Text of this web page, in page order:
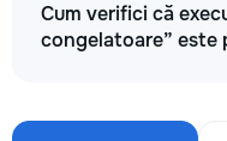
Cum verifici că
congelatoare”